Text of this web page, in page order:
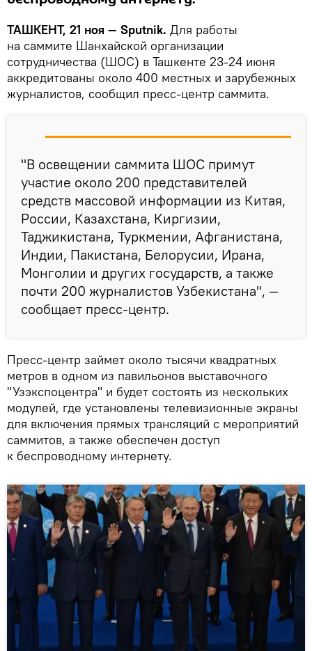
ТАШКЕНТ, 21 ноя — Sputnik. Для работы
на саммите Шанхайской организации
сотрудничества (ШОС) в Ташкенте 23-24 июня
аккредитованы около 400 местных и зарубежных
журналистов, сообщил пресс-центр саммита.
"В освещении саммита ШОС примут
участие около 200 представителей
средств массовой информации из Китая,
России, Казахстана, Киргизии,
Таджикистана, Туркмении, Афганистана,
Индии, Пакистана, Белорусии, Ирана,
Монголии и других государств, а также
почти 200 журналистов Узбекистана", —
сообщает пресс-центр.
Пресс-центр займет около тысячи квадратных
метров в одном из павильонов выставочного
"Узэкспоцентра" и будет состоять из нескольких
модулей, где установлены телевизионные экраны
для включения прямых трансляций с мероприятий
саммитов, а также обеспечен доступ
к беспроводному интернету.